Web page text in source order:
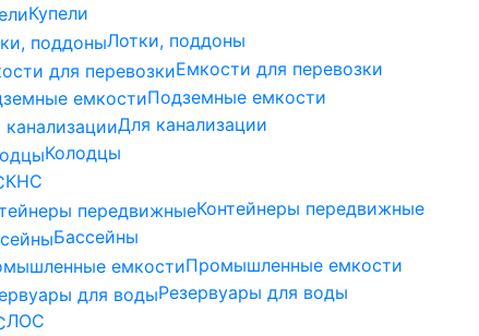
Купели
Лотки, поддоны
Емкости для перевозки
Подземные емкости
Для канализации
Колодцы
КНС
Контейнеры передвижные
Бассейны
Промышленные емкости
Резервуары для воды
ЛОС